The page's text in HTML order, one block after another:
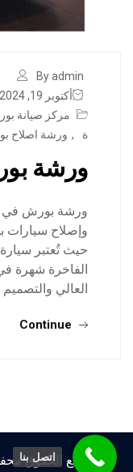
By admin
أكتوبر 19, 2024
مركز صيانة
ة
, ورشة اصلاح
ورشة
ورشة بورش في
وإصلاح
حيث تُعتبر
الفاخرة شهرة
العالي
Continue
جميع الحقوق
اتصل بنا